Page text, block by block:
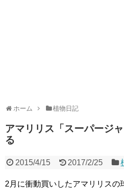
ホーム 植物日記
アマリリス「スーパージ
る
2015/4/15 2017/2/25
2月に衝動買いしたアマリリスの